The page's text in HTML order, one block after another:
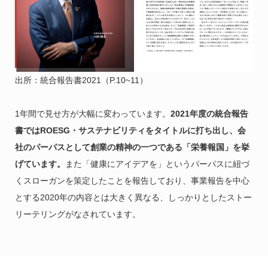
出所：統合報告書2021（P.10~11）
1年間で見せ方が大幅に変わっています。 2021年度の統合報告
書ではROESG・サステナビリティをタイトルに打ち出し、会
社のパーパスとして創業の精神の一つである「栄養報国」を挙
げています。
また「健康にアイデアを」というパーパスに紐づ
くスローガンを策定したことを報告しており、事業報告を中心
とする2020年の内容とは大きく異なる、しっかりとしたストー
リーテリングがなされています。